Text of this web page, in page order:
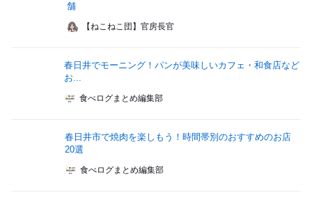
舗
【ねこねこ団】官房長官
春日井でモーニング！パンが美味しいカフェ・和食店など
お...
食べログまとめ編集部
春日井市で焼肉を楽しもう！時間帯別のおすすめのお店
20選
食べログまとめ編集部